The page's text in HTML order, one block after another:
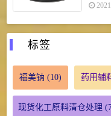
标签
福美钠 (10) 药用辅
现货化工原料清仓处理